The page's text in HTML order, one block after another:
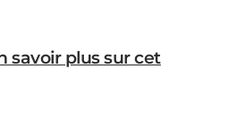
savoir plus sur cet